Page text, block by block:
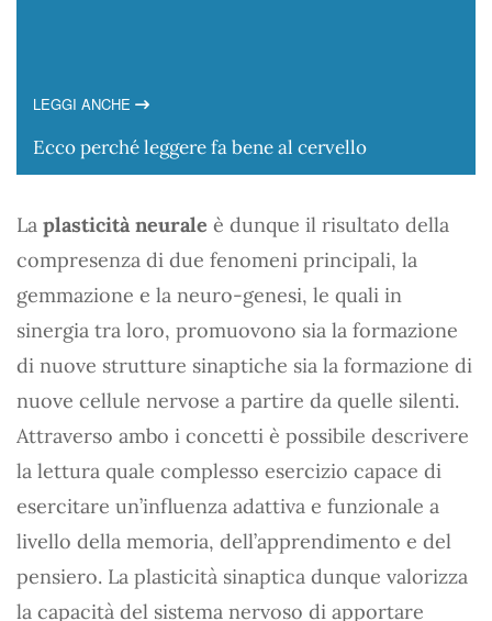
LEGGI ANCHE
Ecco perché leggere fa bene al cervello
La plasticità neurale è dunque il risultato della
compresenza di due fenomeni principali, la
gemmazione e la neuro-genesi, le quali in
sinergia tra loro, promuovono sia la formazione
di nuove strutture sinaptiche sia la formazione di
nuove cellule nervose a partire da quelle silenti.
Attraverso ambo i concetti è possibile descrivere
la lettura quale complesso esercizio capace di
esercitare un’influenza adattiva e funzionale a
livello della memoria, dell’apprendimento e del
pensiero. La plasticità sinaptica dunque valorizza
la capacità del sistema nervoso di apportare